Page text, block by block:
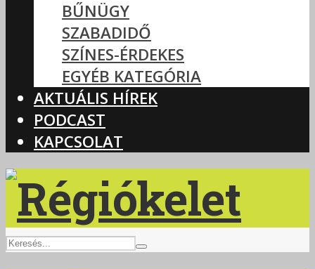
BŰNÜGY
SZABADIDŐ
SZÍNES-ÉRDEKES
EGYÉB KATEGÓRIA
AKTUÁLIS HÍREK
PODCAST
KAPCSOLAT